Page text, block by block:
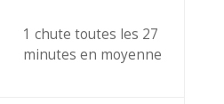
1 chute toutes les 27
minutes en moyenne